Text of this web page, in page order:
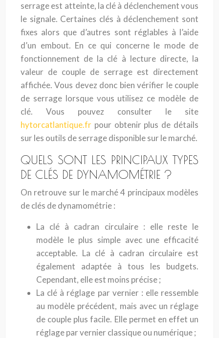
serrage est atteinte, la clé à déclenchement vous
le signale. Certaines clés à déclenchement sont
fixes alors que d’autres sont réglables à l’aide
d’un embout. En ce qui concerne le mode de
fonctionnement de la clé à lecture directe, la
valeur de couple de serrage est directement
affichée. Vous devez donc bien vérifier le couple
de serrage lorsque vous utilisez ce modèle de
clé. Vous pouvez consulter le site
hytorcatlantique.fr pour obtenir plus de détails
sur les outils de serrage disponible sur le marché.
QUELS SONT LES PRINCIPAUX TYPES
DE CLÉS DE DYNAMOMÉTRIE ?
On retrouve sur le marché 4 principaux modèles
de clés de dynamométrie :
La clé à cadran circulaire : elle reste le
modèle le plus simple avec une efficacité
acceptable. La clé à cadran circulaire est
également adaptée à tous les budgets.
Cependant, elle est moins précise ;
La clé à réglage par vernier : elle ressemble
au modèle précédent, mais avec un réglage
de couple plus facile. Elle permet en effet un
réglage par vernier classique ou numérique ;